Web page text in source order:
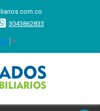
3043862833
▼